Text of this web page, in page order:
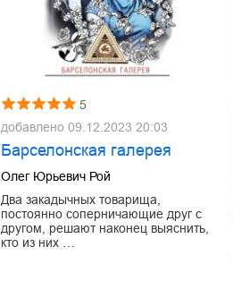
5
добавлено 09.12.2023 20:03
Барселонская галерея
Олег Юрьевич Рой
Два закадычных товарища,
постоянно соперничающие друг с
другом, решают наконец выяснить,
кто из них …